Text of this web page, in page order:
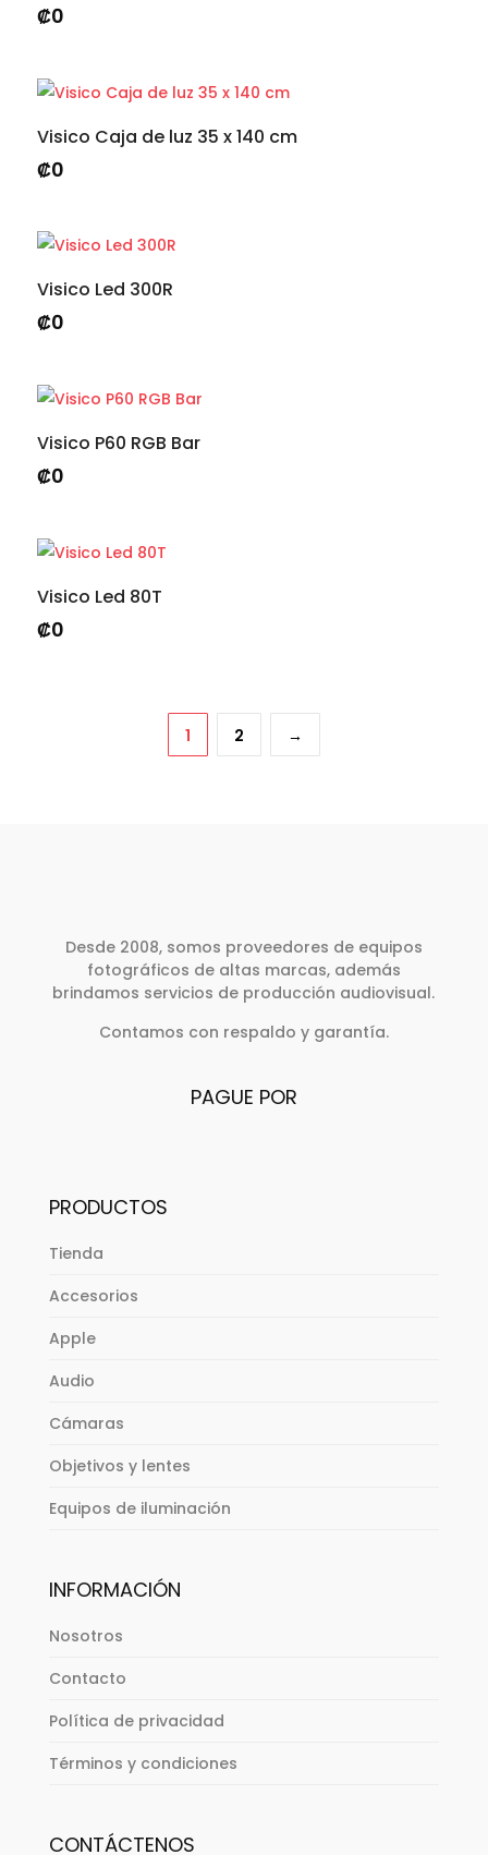
₡0
Visico Caja de luz 35 x 140 cm
₡0
Visico Led 300R
₡0
Visico P60 RGB Bar
₡0
Visico Led 80T
₡0
1 2 →
Desde 2008, somos proveedores de equipos
fotográficos de altas marcas, además
brindamos servicios de producción audiovisual.
Contamos con respaldo y garantía.
PAGUE POR
PRODUCTOS
Tienda
Accesorios
Apple
Audio
Cámaras
Objetivos y lentes
Equipos de iluminación
INFORMACIÓN
Nosotros
Contacto
Política de privacidad
Términos y condiciones
CONTÁCTENOS